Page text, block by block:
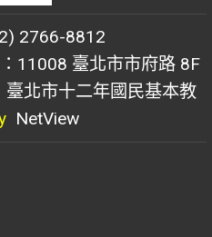
2766-8812
11008 臺北市市府路 8F
臺北市十二年國民基本教
NetView